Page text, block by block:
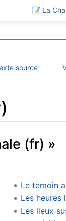
📝 La
source
(fr) »
Le temoin
Les heures
Les lieux